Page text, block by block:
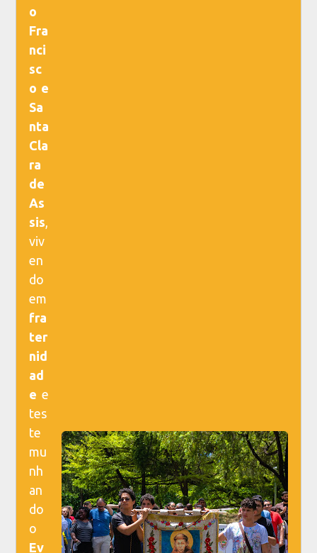
o
Fra
nci
sc
o e
Sa
nta
Cla
ra
de
As
sis,
viv
en
do
em
fra
ter
nid
ad
e e
tes
te
mu
nh
an
do
o
Ev